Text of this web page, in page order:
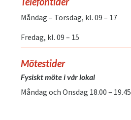
Måndag – Torsdag, kl. 09 – 17
Fredag, kl. 09 – 15
Mötestider
Fysiskt möte i vår lokal
Måndag och Onsdag 18.00 – 19.45